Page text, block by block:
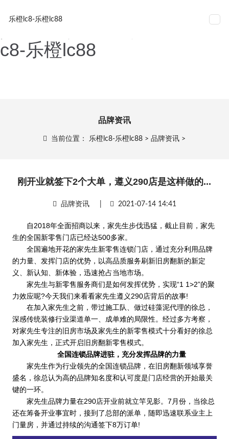
刚开业就签下2个大单，遵
义290店是这样做的...-乐橙l
c8-乐橙lc88
乐橙lc8-乐橙lc88
品牌资讯
当前位置： 乐橙lc8-乐橙lc88 >品牌资讯 >
刚开业就签下2个大单，遵义290店是这样做的...
品牌资讯| 2021-07-14 14:41
自2018年全面招商以来，家先生步伐迅猛，截止目前，家先
生的全国新零售门店已经达500多家。
全国遍地开花的家先生新零售连锁门店，通过充分利用品牌
的力量、发挥门店的优势，以高品质服务刷新旧房翻新的新定
义、新认知、新体验，迅速抢占当地市场。
家先生与新零售服务商们是如何发挥优势，实现“1 1>2”的聚
力效应呢?今天我们来看看家先生遵义290店背后的故事!
在加入家先生之前，带过施工队、做过硅藻泥代理的徐总，
深感传统装修行业渠道单一、成单难的局限性。经过多方考察，
对家先生专注的旧房市场及家先生的新零售模式十分看好的徐总
加入家先生，正式开启旧房翻新零售模式。
全国连锁品牌进驻，充分发挥品牌的力量
家先生作为行业领先的全国连锁品牌，在旧房翻新领域享誉
盛名，徐总认为高的品牌知名度和认可度是门店经营的开始最关
键的一环。
家先生品牌力量在290店开业前就立竿见影。7月份，当徐总
还在筹备开业事宜时，接到了总部的派单，随即迅速联系业主上
门量房，并通过持续的沟通签下8万订单!